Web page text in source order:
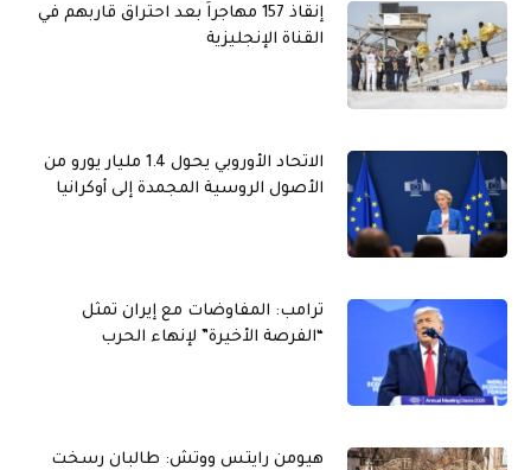
إنقاذ 157 مهاجراً بعد احتراق قاربهم في
القناة الإنجليزية
الاتحاد الأوروبي يحول 1.4 مليار يورو من
الأصول الروسية المجمدة إلى أوكرانيا
ترامب: المفاوضات مع إيران تمثل
“الفرصة الأخيرة” لإنهاء الحرب
هيومن رايتس ووتش: طالبان رسخت